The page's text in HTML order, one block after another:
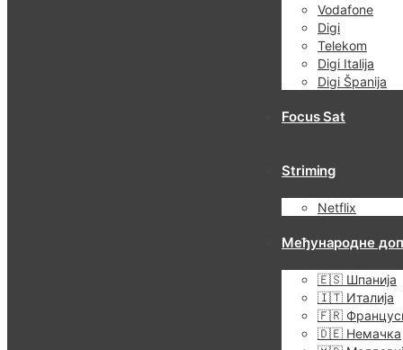
Vodafone
Digi
Telekom
Digi Italija
Digi Španija
Focus Sat
Striming
Netflix
Међународне
🇪🇸 Шпанија
🇮🇹 Италија
🇫🇷
🇩🇪 Немачка